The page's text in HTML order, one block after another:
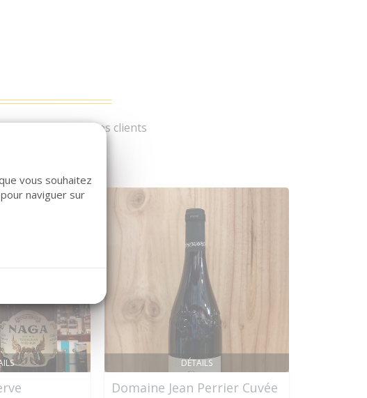
plébiscités par nos clients
DÉTAILS
Domaine Jean Perrier Cuvée
vous souhaitez
naviguer sur